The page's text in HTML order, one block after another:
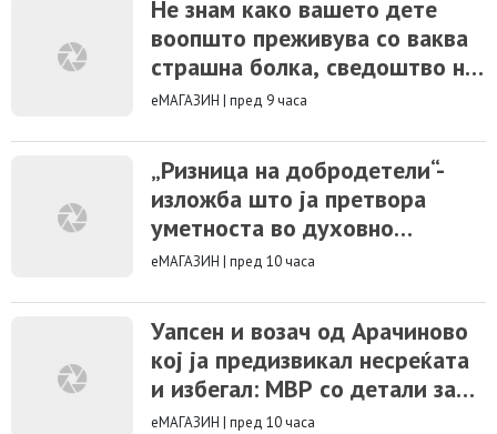
Не знам како вашето дете
воопшто преживува со ваква
страшна болка, сведоштво на
мајка ѝ на Нина на која ѝ
еМАГАЗИН | пред 9 часа
„Ризница на добродетели“-
изложба што ја претвора
уметноста во духовно
искуство
еМАГАЗИН | пред 10 часа
Уапсен и возач од Арачиново
кој ја предизвикал несреќата
и избегал: МВР со детали за
сообраќајката во која загина
еМАГАЗИН | пред 10 часа